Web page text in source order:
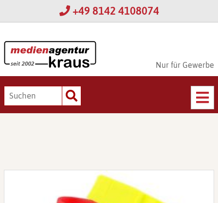
+49 8142 4108074
Nur für Gewerbe